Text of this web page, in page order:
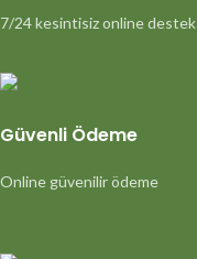
7/24 kesintisiz online destek
Güvenli Ödeme
Online güvenilir ödeme